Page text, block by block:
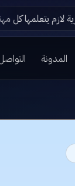
أهم الخارجي
المدونة